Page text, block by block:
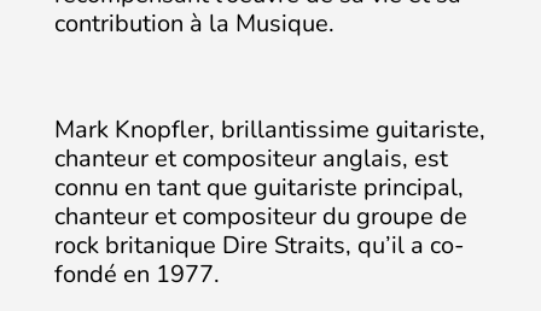
contribution à la Musique.
Mark Knopfler, brillantissime guitariste,
chanteur et compositeur anglais, est
connu en tant que guitariste principal,
chanteur et compositeur du groupe de
rock britanique Dire Straits, qu’il a co-
fondé en 1977.